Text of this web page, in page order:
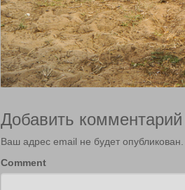
Добавить комментарий
Ваш адрес email не будет опубликован.
Comment